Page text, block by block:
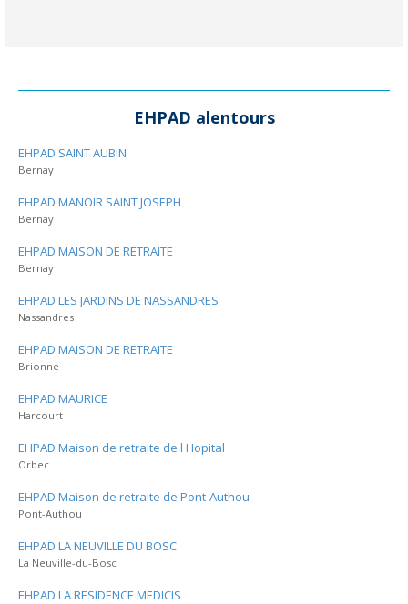
EHPAD alentours
EHPAD SAINT AUBIN
Bernay
EHPAD MANOIR SAINT JOSEPH
Bernay
EHPAD MAISON DE RETRAITE
Bernay
EHPAD LES JARDINS DE NASSANDRES
Nassandres
EHPAD MAISON DE RETRAITE
Brionne
EHPAD MAURICE
Harcourt
EHPAD Maison de retraite de l Hopital
Orbec
EHPAD Maison de retraite de Pont-Authou
Pont-Authou
EHPAD LA NEUVILLE DU BOSC
La Neuville-du-Bosc
EHPAD LA RESIDENCE MEDICIS